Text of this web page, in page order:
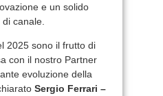
e un solido
canale.
2025 sono il frutto di
con il nostro Partner
evoluzione della
Sergio Ferrari –